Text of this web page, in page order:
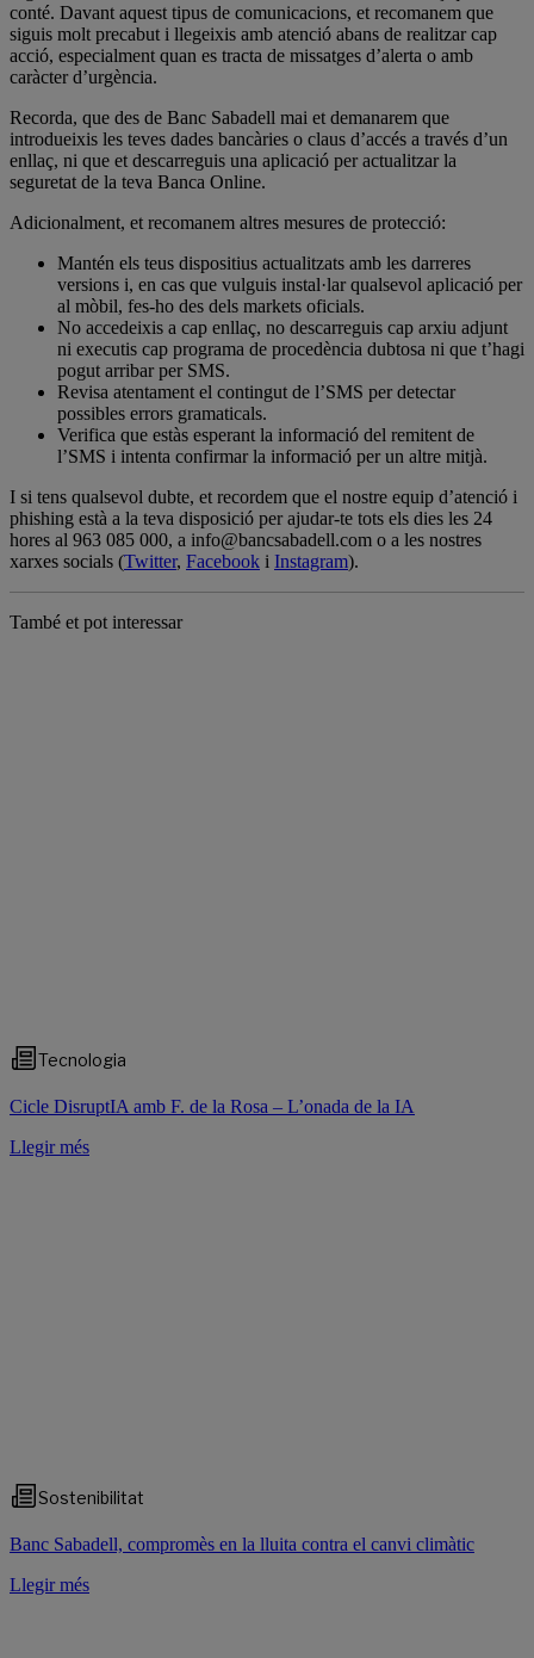
conté. Davant aquest tipus de comunicacions, et recomanem que
siguis molt precabut i llegeixis amb atenció abans de realitzar cap
acció, especialment quan es tracta de missatges d’alerta o amb
caràcter d’urgència.
Recorda, que des de Banc Sabadell mai et demanarem que
introdueixis les teves dades bancàries o claus d’accés a través d’un
enllaç, ni que et descarreguis una aplicació peractualitzar la
seguretat de la teva Banca Online.
Adicionalment, et recomanem altres mesures de protecció:
Mantén els teus dispositius actualitzats amb les darreres
versions i, en cas que vulguis instal·lar qualsevol aplicació per
al mòbil, fes-ho des dels markets oficials.
No accedeixis a cap enllaç, no descarreguis cap arxiu adjunt
ni executis cap programa de procedència dubtosa ni que t’hagi
pogut arribar per SMS.
Revisa atentament el contingut de l’SMS per detectar
possibles errors gramaticals.
Verifica que estàs esperant la informació del remitent de
l’SMS i intenta confirmar la informació per un altre mitjà.
I si tens qualsevol dubte, et recordem que el nostre equip d’atenció i
phishing està a la teva disposició per ajudar-te tots els dies les 24
hores al 963 085 000, a info@bancsabadell.com o a les nostres
xarxes socials (Twitter, Facebook i Instagram).
També et pot interessar
Tecnologia
Cicle DisruptIA amb F. de la Rosa – L’onada de la IA
Llegir més
Sostenibilitat
Banc Sabadell, compromès en la lluita contra el canvi climàtic
Llegir més